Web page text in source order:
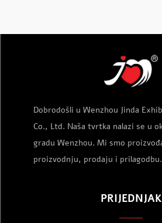
Dobrodošli u Wenzhou Jinda
Co., Ltd. Naša tvrtka nalazi se u
gradu Wenzhou. Mi smo
proizvodnju, prodaju i prilagodbu.
PRIJEDNJAK